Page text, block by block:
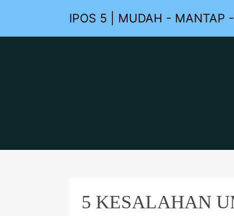
IPOS 5 | MUDAH - MANTAP
5 KESALAHAN